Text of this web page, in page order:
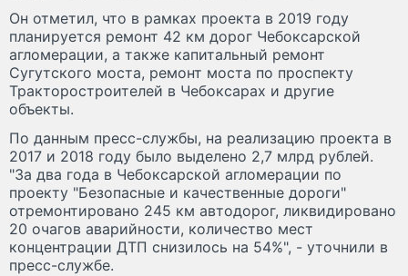
Он отметил, что в рамках проекта в 2019 году
планируется ремонт 42 км дорог Чебоксарской
агломерации, а также капитальный ремонт
Сугутского моста, ремонт моста по проспекту
Тракторостроителей в Чебоксарах и другие
объекты.
По данным пресс-службы, на реализацию проекта в
2017 и 2018 году было выделено 2,7 млрд рублей.
"За два года в Чебоксарской агломерации по
проекту "Безопасные и качественные дороги"
отремонтировано 245 км автодорог, ликвидировано
20 очагов аварийности, количество мест
концентрации ДТП снизилось на 54%", - уточнили в
пресс-службе.